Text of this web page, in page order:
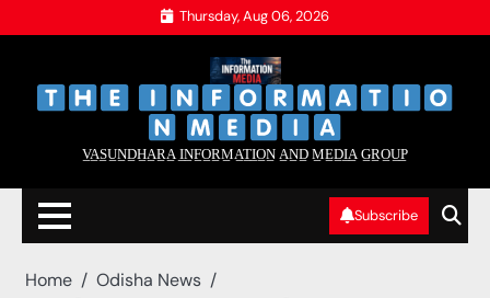
to
Thursday, Aug 06, 2026
V̲A̲S̲U̲N̲D̲H̲A̲R̲A̲ I̲N̲F̲O̲R̲M̲A̲T̲I̲O̲N̲ A̲N̲D̲ M̲E̲D̲I̲A̲ G̲R̲O̲U̲P̲
Subscribe
Home
Odisha News